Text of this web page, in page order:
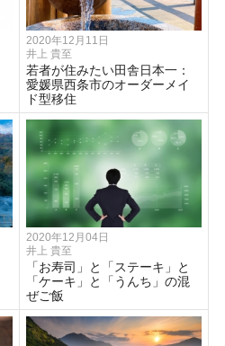
2020年12月11日
井上 貴至
若者が住みたい田舎日本一：
愛媛県西条市のオーダーメイ
ド型移住
2020年12月04日
井上 貴至
「お寿司」と「ステーキ」と
「ケーキ」と「うんち」の混
ぜご飯